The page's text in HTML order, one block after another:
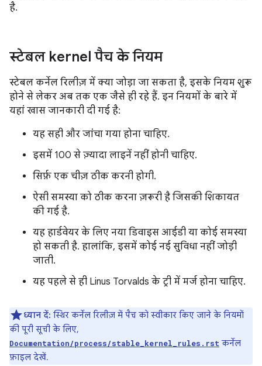
है.
स्टेबल kernel पैच के नियम
स्टेबल कर्नेल रिलीज़ में क्या जोड़ा जा सकता है, इसके नियम शुरू
होने से लेकर अब तक एक जैसे ही रहे हैं. इन नियमों के बारे में
यहां खास जानकारी दी गई है:
यह सही और जांचा गया होना चाहिए.
इसमें 100 से ज़्यादा लाइनें नहीं होनी चाहिए.
सिर्फ़ एक चीज़ ठीक करनी होगी.
ऐसी समस्या को ठीक करना ज़रूरी है जिसकी शिकायत
की गई है.
यह हार्डवेयर के लिए नया डिवाइस आईडी या कोई समस्या
हो सकती है. हालांकि, इसमें कोई नई सुविधा नहीं जोड़ी
जाती.
यह पहले से ही Linus Torvalds के ट्री में मर्ज होना चाहिए.
ध्यान दें: स्थिर कर्नेल रिलीज़ में पैच को स्वीकार किए जाने के नियमों
की पूरी सूची के लिए,
Documentation/process/stable_kernel_rules.rst कर्नेल
फ़ाइल देखें.